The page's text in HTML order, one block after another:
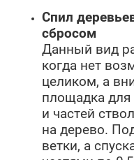
Спил
сбросом
Данный вид
когда нет
целиком, а
площадка для
и частей
на дерево.
ветки, а